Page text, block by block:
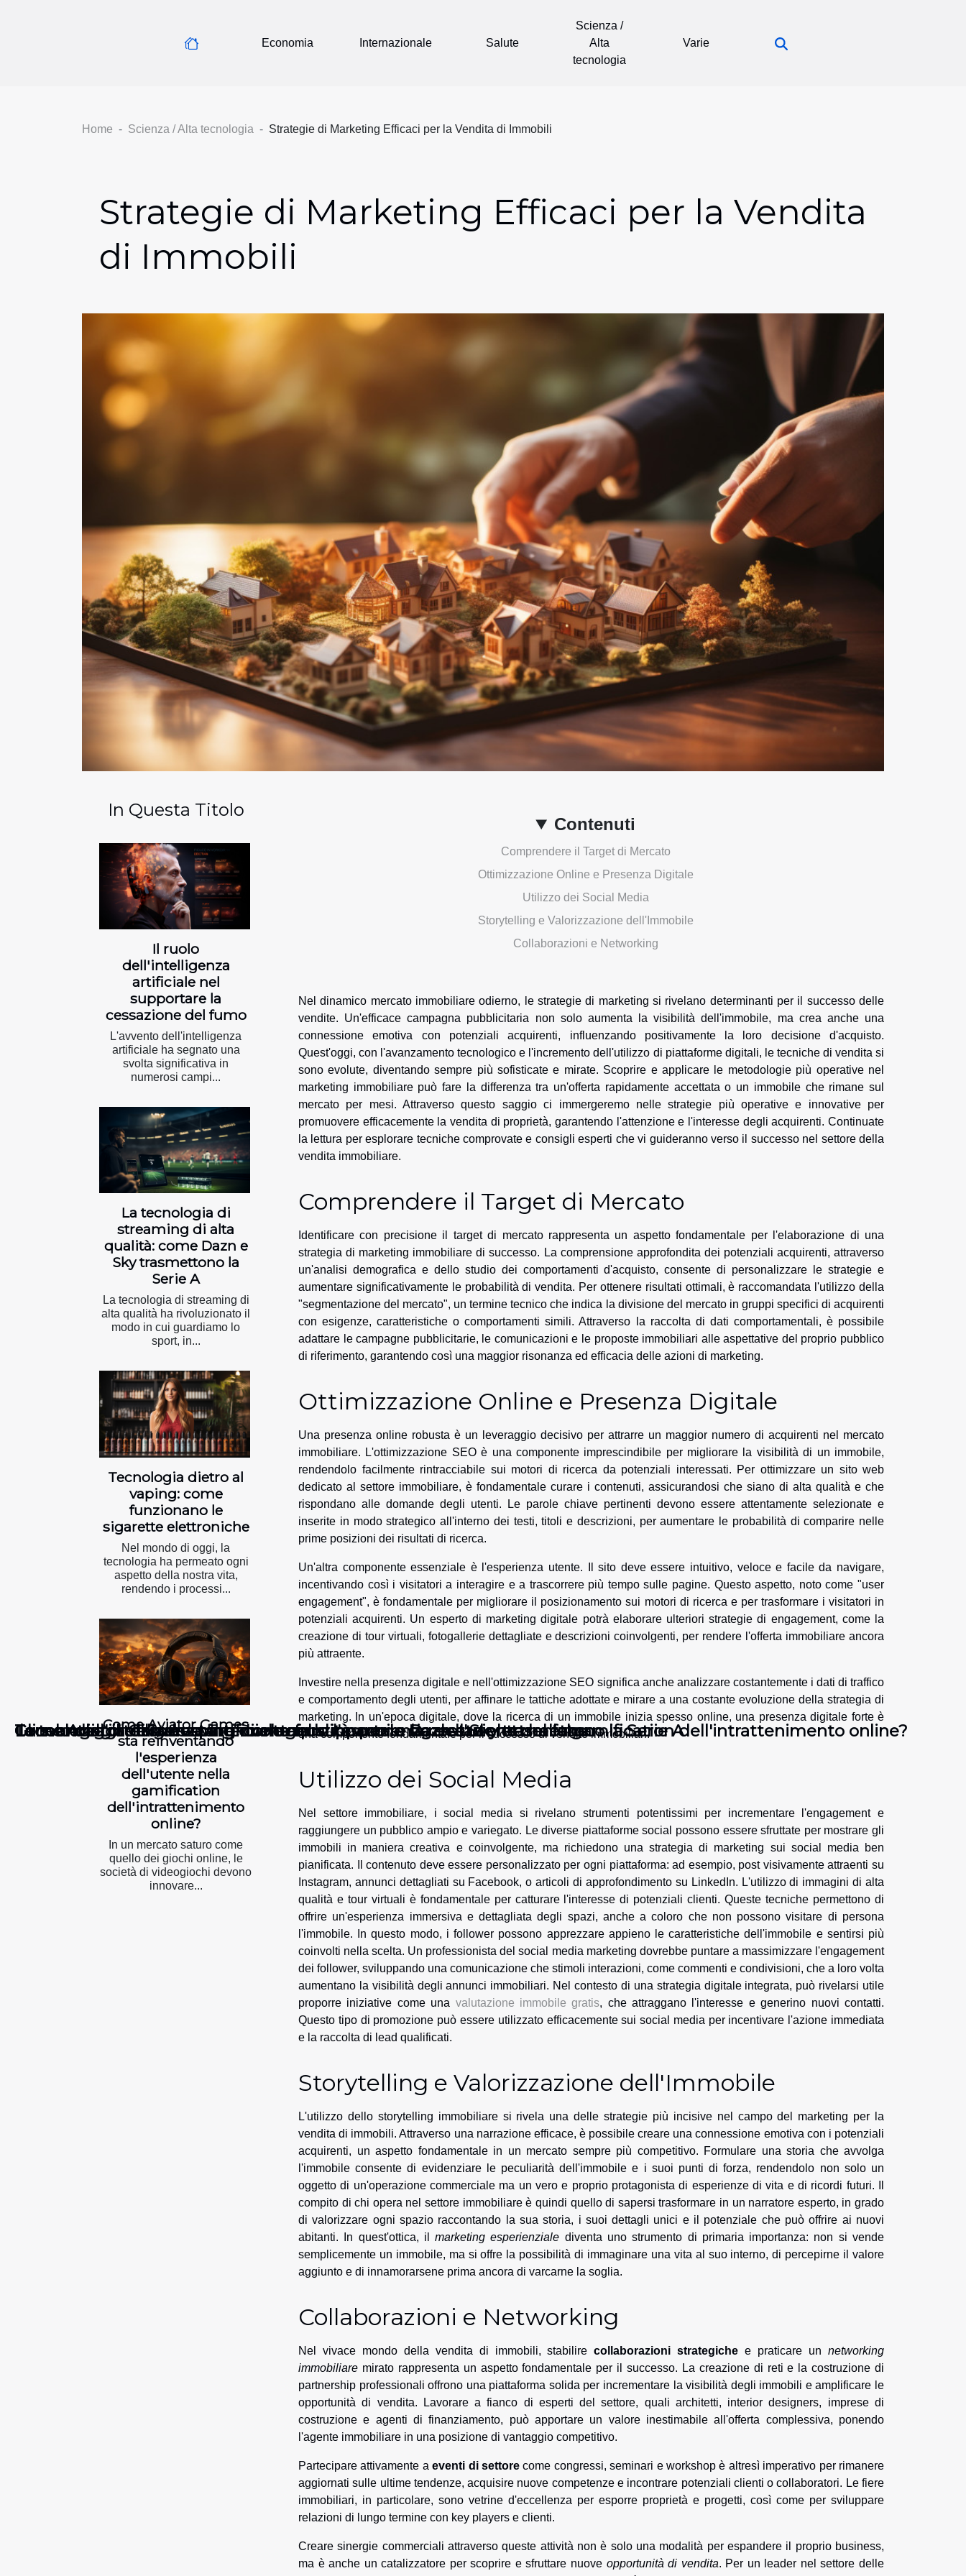
Economia Internazionale Salute
Scienza /
Alta
tecnologia
Varie
Home Scienza / Alta tecnologia Strategie di Marketing Efficaci per la Vendita di Immobili
Strategie di Marketing Efficaci per la Vendita
di Immobili
In Questa Titolo
Il ruolo
dell'intelligenza
artificiale nel
supportare la
cessazione del fumo
L'avvento dell'intelligenza
artificiale ha segnato una
svolta significativa in
numerosi campi...
La tecnologia di
streaming di alta
qualità: come Dazn e
Sky trasmettono la
Serie A
La tecnologia di streaming di
alta qualità ha rivoluzionato il
modo in cui guardiamo lo
sport, in...
Tecnologia dietro al
vaping: come
funzionano le
sigarette elettroniche
Nel mondo di oggi, la
tecnologia ha permeato ogni
aspetto della nostra vita,
rendendo i processi...
Come Aviator Games
sta reinventando
l'esperienza
dell'utente nella
gamification
dell'intrattenimento
online?
In un mercato saturo come
quello dei giochi online, le
società di videogiochi devono
innovare...
Contenuti
Comprendere il Target di Mercato
Ottimizzazione Online e Presenza Digitale
Utilizzo dei Social Media
Storytelling e Valorizzazione dell'Immobile
Collaborazioni e Networking
Nel dinamico mercato immobiliare odierno, le strategie di marketing si rivelano determinanti per il successo delle
vendite. Un'efficace campagna pubblicitaria non solo aumenta la visibilità dell'immobile, ma crea anche una
connessione emotiva con potenziali acquirenti, influenzando positivamente la loro decisione d'acquisto.
Quest'oggi, con l'avanzamento tecnologico e l'incremento dell'utilizzo di piattaforme digitali, le tecniche di vendita si
sono evolute, diventando sempre più sofisticate e mirate. Scoprire e applicare le metodologie più operative nel
marketing immobiliare può fare la differenza tra un'offerta rapidamente accettata o un immobile che rimane sul
mercato per mesi. Attraverso questo saggio ci immergeremo nelle strategie più operative e innovative per
promuovere efficacemente la vendita di proprietà, garantendo l'attenzione e l'interesse degli acquirenti. Continuate
la lettura per esplorare tecniche comprovate e consigli esperti che vi guideranno verso il successo nel settore della
vendita immobiliare.
Comprendere il Target di Mercato
Identificare con precisione il target di mercato rappresenta un aspetto fondamentale per l'elaborazione di una
strategia di marketing immobiliare di successo. La comprensione approfondita dei potenziali acquirenti, attraverso
un'analisi demografica e dello studio dei comportamenti d'acquisto, consente di personalizzare le strategie e
aumentare significativamente le probabilità di vendita. Per ottenere risultati ottimali, è raccomandata l'utilizzo della
"segmentazione del mercato", un termine tecnico che indica la divisione del mercato in gruppi specifici di acquirenti
con esigenze, caratteristiche o comportamenti simili. Attraverso la raccolta di dati comportamentali, è possibile
adattare le campagne pubblicitarie, le comunicazioni e le proposte immobiliari alle aspettative del proprio pubblico
di riferimento, garantendo così una maggior risonanza ed efficacia delle azioni di marketing.
Ottimizzazione Online e Presenza Digitale
Una presenza online robusta è un leveraggio decisivo per attrarre un maggior numero di acquirenti nel mercato
immobiliare. L'ottimizzazione SEO è una componente imprescindibile per migliorare la visibilità di un immobile,
rendendolo facilmente rintracciabile sui motori di ricerca da potenziali interessati. Per ottimizzare un sito web
dedicato al settore immobiliare, è fondamentale curare i contenuti, assicurandosi che siano di alta qualità e che
rispondano alle domande degli utenti. Le parole chiave pertinenti devono essere attentamente selezionate e
inserite in modo strategico all'interno dei testi, titoli e descrizioni, per aumentare le probabilità di comparire nelle
prime posizioni dei risultati di ricerca.
Un'altra componente essenziale è l'esperienza utente. Il sito deve essere intuitivo, veloce e facile da navigare,
incentivando così i visitatori a interagire e a trascorrere più tempo sulle pagine. Questo aspetto, noto come "user
engagement", è fondamentale per migliorare il posizionamento sui motori di ricerca e per trasformare i visitatori in
potenziali acquirenti. Un esperto di marketing digitale potrà elaborare ulteriori strategie di engagement, come la
creazione di tour virtuali, fotogallerie dettagliate e descrizioni coinvolgenti, per rendere l'offerta immobiliare ancora
più attraente.
Investire nella presenza digitale e nell'ottimizzazione SEO significa anche analizzare costantemente i dati di traffico
e comportamento degli utenti, per affinare le tattiche adottate e mirare a una costante evoluzione della strategia di
marketing. In un'epoca digitale, dove la ricerca di un immobile inizia spesso online, una presenza digitale forte è
una componente fondamentale per il successo di vendite immobiliari.
Utilizzo dei Social Media
Nel settore immobiliare, i social media si rivelano strumenti potentissimi per incrementare l'engagement e
raggiungere un pubblico ampio e variegato. Le diverse piattaforme social possono essere sfruttate per mostrare gli
immobili in maniera creativa e coinvolgente, ma richiedono una strategia di marketing sui social media ben
pianificata. Il contenuto deve essere personalizzato per ogni piattaforma: ad esempio, post visivamente attraenti su
Instagram, annunci dettagliati su Facebook, o articoli di approfondimento su LinkedIn. L'utilizzo di immagini di alta
qualità e tour virtuali è fondamentale per catturare l'interesse di potenziali clienti. Queste tecniche permettono di
offrire un'esperienza immersiva e dettagliata degli spazi, anche a coloro che non possono visitare di persona
l'immobile. In questo modo, i follower possono apprezzare appieno le caratteristiche dell'immobile e sentirsi più
coinvolti nella scelta. Un professionista del social media marketing dovrebbe puntare a massimizzare l'engagement
dei follower, sviluppando una comunicazione che stimoli interazioni, come commenti e condivisioni, che a loro volta
aumentano la visibilità degli annunci immobiliari. Nel contesto di una strategia digitale integrata, può rivelarsi utile
proporre iniziative come una valutazione immobile gratis, che attraggano l'interesse e generino nuovi contatti.
Questo tipo di promozione può essere utilizzato efficacemente sui social media per incentivare l'azione immediata
e la raccolta di lead qualificati.
Storytelling e Valorizzazione dell'Immobile
L'utilizzo dello storytelling immobiliaresi rivela una delle strategie più incisive nel campo del marketing per la
vendita di immobili. Attraverso una narrazione efficace, è possibile creare unaconnessione emotiva con i potenziali
acquirenti, un aspetto fondamentale in un mercato sempre più competitivo. Formulare una storia che avvolga
l'immobile consente di evidenziare le peculiarità dell'immobile e i suoi punti di forza, rendendolo non solo un
oggetto di un'operazione commerciale ma un vero e proprio protagonista di esperienze di vita e di ricordi futuri. Il
compito di chi opera nel settore immobiliare è quindi quello di sapersi trasformare in un narratore esperto, in grado
di valorizzare ogni spazio raccontando la sua storia, i suoi dettagli unici e il potenziale che può offrire ai nuovi
abitanti. In quest'ottica, ilmarketing esperienziale diventa uno strumento di primaria importanza: non si vende
semplicemente un immobile, ma si offre la possibilità di immaginare una vita al suo interno, di percepirne il valore
aggiunto e di innamorarsene prima ancora di varcarne la soglia.
Collaborazioni e Networking
Nel vivace mondo della vendita di immobili, stabilirecollaborazioni strategiche e praticare unnetworking
immobiliare mirato rappresenta un aspetto fondamentale per il successo. La creazione di reti e la costruzione di
partnership professionali offrono una piattaforma solida per incrementare la visibilità degli immobili e amplificare le
opportunità di vendita. Lavorare a fianco di esperti del settore, quali architetti, interior designers, imprese di
costruzione e agenti di finanziamento, può apportare un valore inestimabile all'offerta complessiva, ponendo
l'agente immobiliare in una posizione di vantaggio competitivo.
Partecipare attivamente aeventi di settore come congressi, seminari e workshop è altresì imperativo per rimanere
aggiornati sulle ultime tendenze, acquisire nuove competenze e incontrare potenziali clienti o collaboratori. Le fiere
immobiliari, in particolare, sono vetrine d'eccellenza per esporre proprietà e progetti, così come per sviluppare
relazioni di lungo termine con key players e clienti.
Creare sinergie commerciali attraverso queste attività non è solo una modalità per espandere il proprio business,
ma è anche un catalizzatore per scoprire e sfruttare nuove opportunità di vendita. Per un leader nel settore delle
Il ruolo dell'intelligenza artificiale nel supportare la cessazione del fumo
La tecnologia di streaming di alta qualità: come Dazn e Sky trasmettono la Serie A
Tecnologia dietro al vaping: come funzionano le sigarette elettroniche
Come Aviator Games sta reinventando l'esperienza dell'utente nella gamification dell'intrattenimento online?
Gli svantaggi della nuova tecnologia